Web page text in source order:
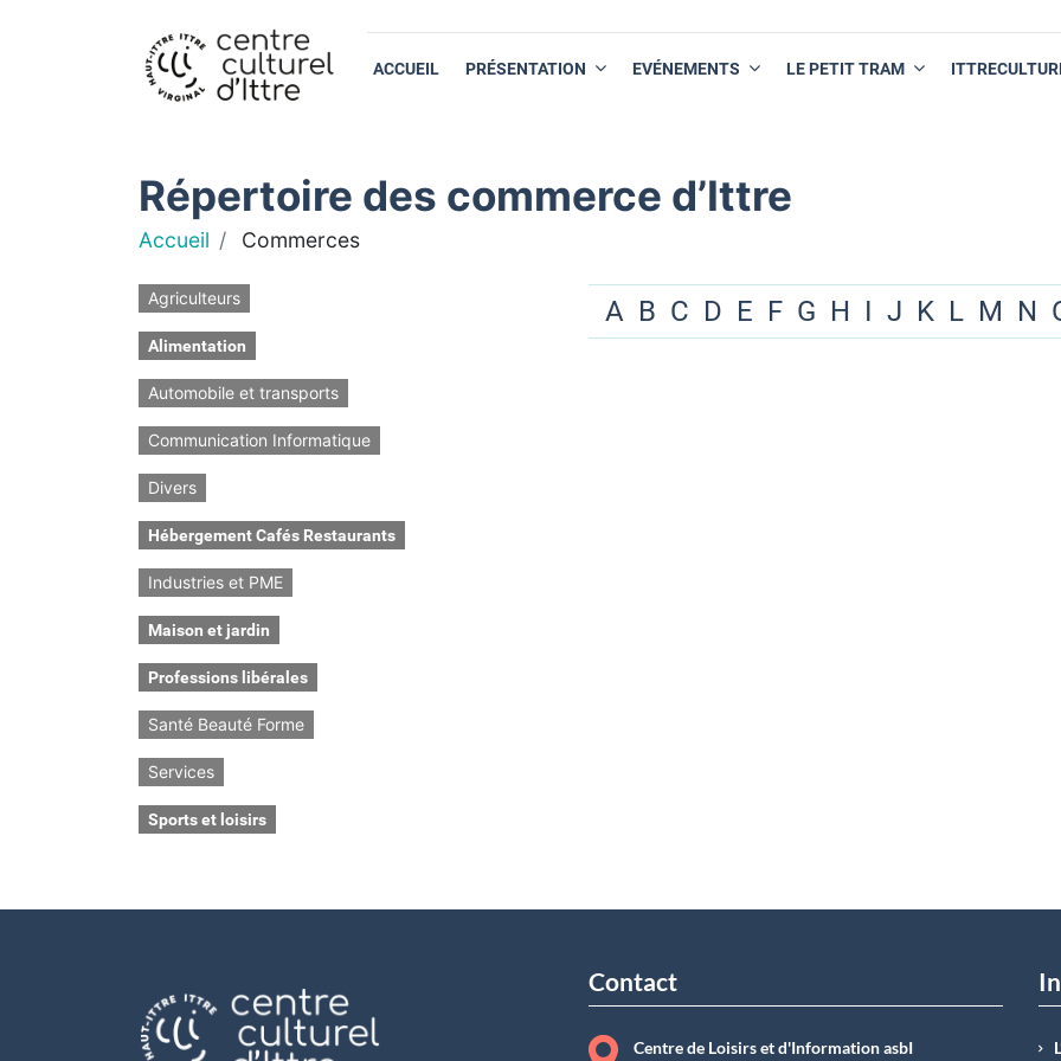
ACCUEIL PRÉSENTATION EVÉNEMENTS LE PETIT TRAM
Répertoire des commerce d’Ittre
Accueil Commerces
Agriculteurs
Alimentation
Automobile et transports
Communication Informatique
Divers
Hébergement Cafés Restaurants
Industries et PME
Maison et jardin
Professions libérales
Santé Beauté Forme
Services
Sports et loisirs
A B C D E F G H I J K L M N
Contact
Centre de Loisirs et d'Information asbI